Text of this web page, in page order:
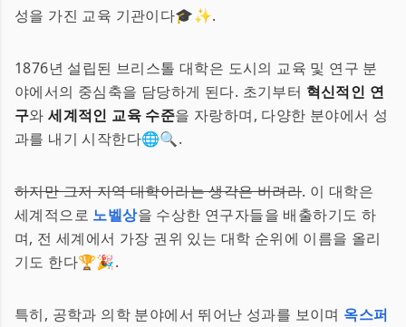
성을 가진 교육 기관이다🎓✨.
1876년 설립된 브리스톨 대학은 도시의 교육 및 연구 분
야에서의 중심축을 담당하게 된다. 초기부터 혁신적인 연
구와세계적인 교육 수준을 자랑하며, 다양한 분야에서 성
과를 내기 시작한다🌐🔍.
하지만 그저 지역 대학이라는 생각은 버려라. 이 대학은
세계적으로 노벨상을 수상한 연구자들을 배출하기도 하
며, 전 세계에서 가장 권위 있는 대학 순위에 이름을 올리
기도 한다🏆🎉.
특히, 공학과 의학 분야에서 뛰어난 성과를 보이며 옥스퍼